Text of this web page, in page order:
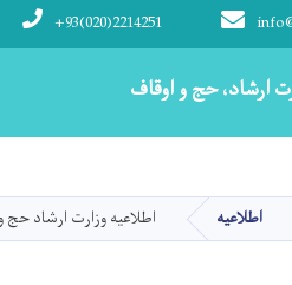
ارشاد، حج و اوقاف
+93(020)2214251
Main
اطلاعیه اطلاعیه وزارت ارشاد حج